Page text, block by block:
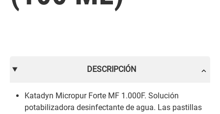
DESCRIPCIÓN
Katadyn Micropur Forte MF 1.000F. Solución
potabilizadora desinfectante de agua. Las pastillas